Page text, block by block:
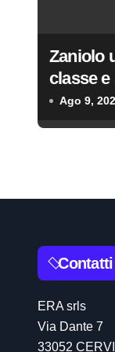
e
a
r
o
l
i
Zaniolo
classe
Ago 9,
Contatti
ERA srls
Via Dante 7
33052